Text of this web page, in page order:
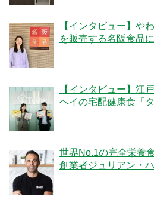
【インタビュー】や
を販売する名阪食品
【インタビュー】江
ヘイの宅配健康食「
世界No.1の完全栄養
創業者ジュリアン・